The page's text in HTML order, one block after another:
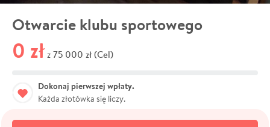
Otwarcie klubu sportowego
0 zł z 75 000 zł (Cel)
Dokonaj pierwszej wpłaty.
Każda złotówka się liczy.